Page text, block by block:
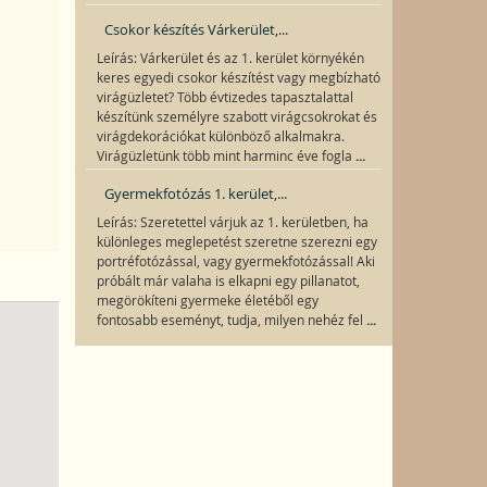
Csokor készítés Várkerület,...
Leírás: Várkerület és az 1. kerület környékén
keres egyedi csokor készítést vagy megbízható
virágüzletet? Több évtizedes tapasztalattal
készítünk személyre szabott virágcsokrokat és
virágdekorációkat különböző alkalmakra.
Virágüzletünk több mint harminc éve fogla ...
Gyermekfotózás 1. kerület,...
Leírás: Szeretettel várjuk az 1. kerületben, ha
különleges meglepetést szeretne szerezni egy
portréfotózással, vagy gyermekfotózással! Aki
próbált már valaha is elkapni egy pillanatot,
megörökíteni gyermeke életéből egy
fontosabb eseményt, tudja, milyen nehéz fel ...